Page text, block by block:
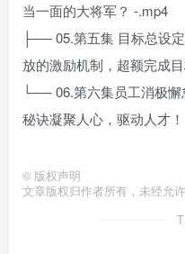
当一面的大将军？ -.mp4
├── 05.第五集 目标总设
放的激励机制，超额完成
└── 06.第六集员工消极
秘诀凝聚人心，驱动人才
© 版权声明
文章版权归作者所有，未经允许